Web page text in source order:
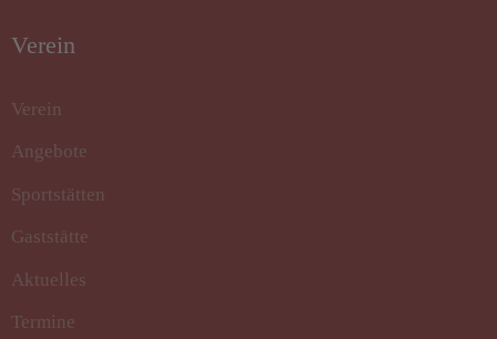
Verein
Verein
Angebote
Sportstätten
Gaststätte
Aktuelles
Termine